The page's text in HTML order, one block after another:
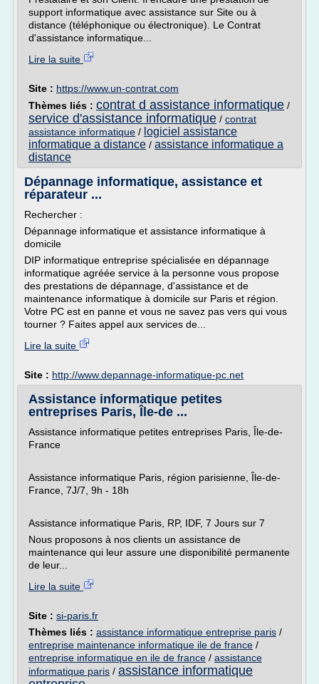
support informatique avec assistance sur Site ou à
distance (téléphonique ou électronique). Le Contrat
d'assistance informatique...
Lire la suite
Site : https://www.un-contrat.com
Thèmes liés : contrat d assistance informatique /
service d'assistance informatique / contrat
assistance informatique / logiciel assistance
informatique a distance / assistance informatique a
distance
Dépannage informatique, assistance et
réparateur ...
Rechercher :
Dépannage informatique et assistance informatique à
domicile
DIP informatique entreprise spécialisée en dépannage
informatique agréée service à la personne vous propose
des prestations de dépannage, d'assistance et de
maintenance informatique à domicile sur Paris et région.
Votre PC est en panne et vous ne savez pas vers qui vous
tourner ? Faites appel aux services de...
Lire la suite
Site : http://www.depannage-informatique-pc.net
Assistance informatique petites
entreprises Paris, Île-de ...
Assistance informatique petites entreprises Paris, Île-de-
France
Assistance informatique Paris, région parisienne, Île-de-
France, 7J/7, 9h - 18h
Assistance informatique Paris, RP, IDF, 7 Jours sur 7
Nous proposons à nos clients un assistance de
maintenance qui leur assure une disponibilité permanente
de leur...
Lire la suite
Site : si-paris.fr
Thèmes liés : assistance informatique entreprise paris /
entreprise maintenance informatique ile de france /
entreprise informatique en ile de france / assistance
informatique paris / assistance informatique